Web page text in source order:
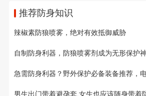
推荐防身知识
辣椒素防狼喷雾，绝对有效抵御威胁
自制防身利器，防狼喷雾剂成为无形保护神
男生出门带着避孕套,女生也应该随身带着